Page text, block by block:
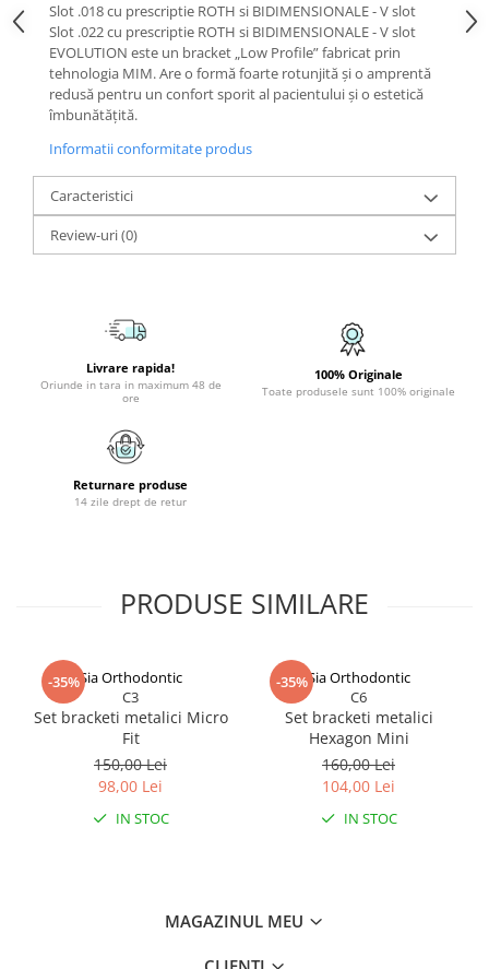
Slot .018 cu prescriptie ROTH si BIDIMENSIONALE - V slot
Slot .022 cu prescriptie ROTH si BIDIMENSIONALE - V slot
EVOLUTION este un bracket „Low Profile” fabricat prin
tehnologia MIM. Are o formă foarte rotunjită și o amprentă
redusă pentru un confort sporit al pacientului și o estetică
îmbunătățită.
Informatii conformitate produs
Caracteristici
Review-uri(0)
Livrare rapida!
Oriunde in tara in maximum 48 de
ore
100% Originale
Toate produsele sunt 100% originale
Returnare produse
14 zile drept de retur
PRODUSE SIMILARE
-35%Sia Orthodontic
C3
Set bracketi metalici Micro
Fit
150,00 Lei
98,00 Lei
IN STOC
-35%Sia Orthodontic
C6
Set bracketi metalici
Hexagon Mini
160,00 Lei
104,00 Lei
IN STOC
MAGAZINUL MEU